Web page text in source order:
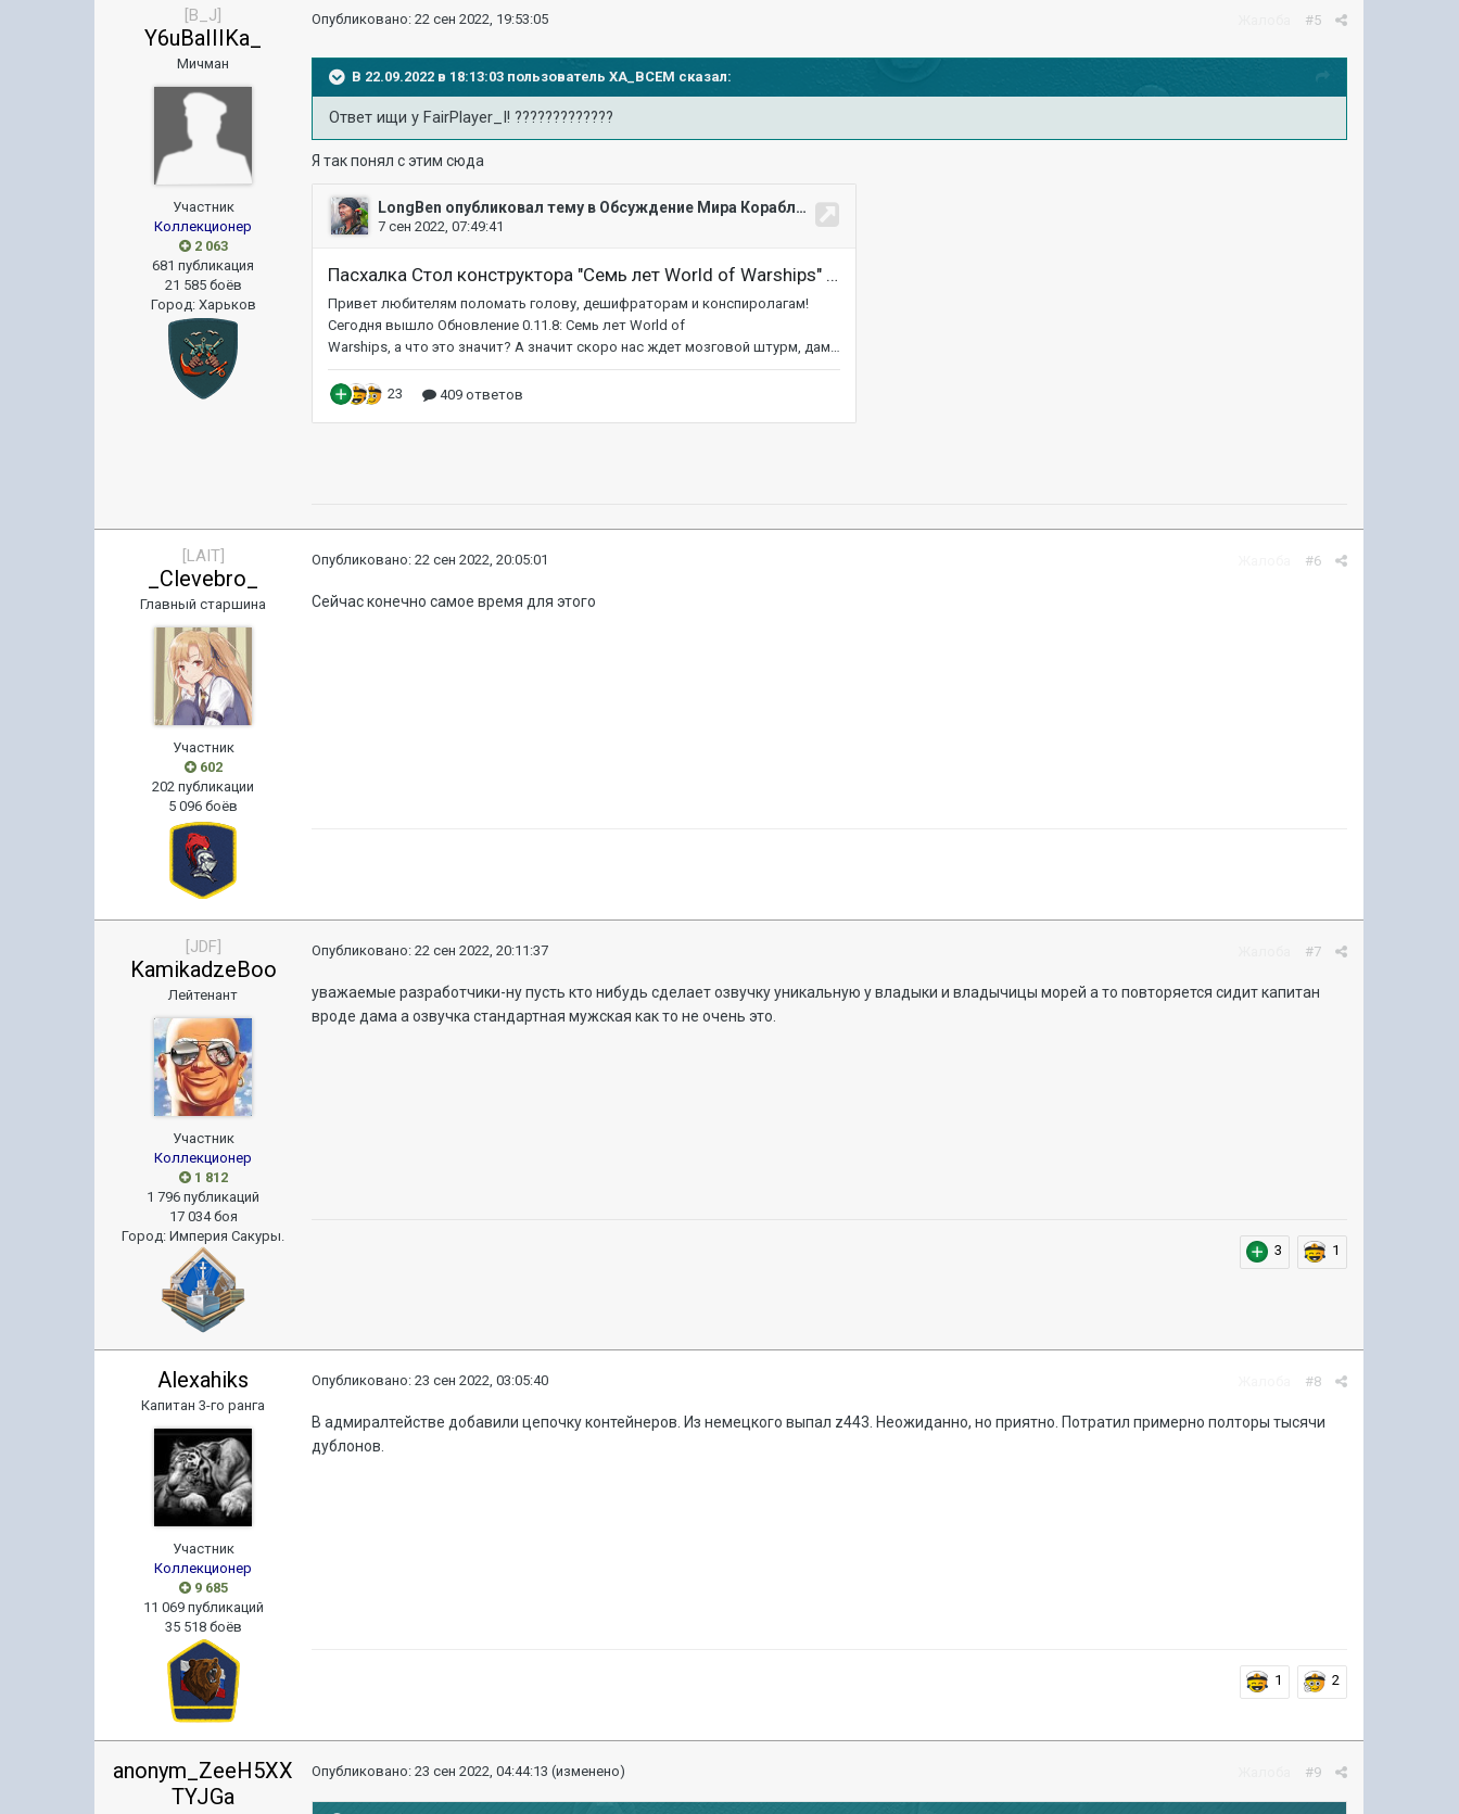
[B_J]
Y6uBaIIIKa_
Мичман
Участник
Коллекционер
2 063
681 публикация
21 585 боёв
Город: Харьков
#5
Опубликовано:22 сен 2022, 19:53:05
В 22.09.2022 в 18:13:03 пользовательXA_BCEM сказал:
Ответ ищи у FairPlayer_I! ?????????????
Я так понял с этим сюда
[LAIT]
_Clevebro_
Главный старшина
Участник
602
202 публикации
5 096 боёв
#6
Опубликовано:22 сен 2022, 20:05:01
Сейчас конечно самое время для этого
[JDF]
KamikadzeBoo
Лейтенант
Участник
Коллекционер
1 812
1 796 публикаций
17 034 боя
Город:Империя Сакуры.
#7
Опубликовано:22 сен 2022, 20:11:37
уважаемые разработчики-ну пусть кто нибудь сделает озвучку уникальную у владыки и владычицы морей а то повторяется сидит капитан
вроде дама а озвучка стандартная мужская как то не очень это.
3 1
Alexahiks
Капитан 3-го ранга
Участник
Коллекционер
9 685
11 069 публикаций
35 518 боёв
#8
Опубликовано:23 сен 2022, 03:05:40
В адмиралтействе добавили цепочку контейнеров. Из немецкого выпал z443. Неожиданно, но приятно. Потратил примерно полторы тысячи
дублонов.
1 2
anonym_ZeeH5XX
TYJGa
#9
Опубликовано:23 сен 2022, 04:44:13 (изменено)